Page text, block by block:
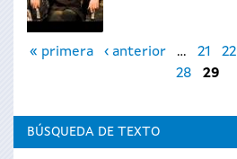
Páginas
« primera ‹ anterior … 21 22
28
29
BÚSQUEDA DE TEXTO